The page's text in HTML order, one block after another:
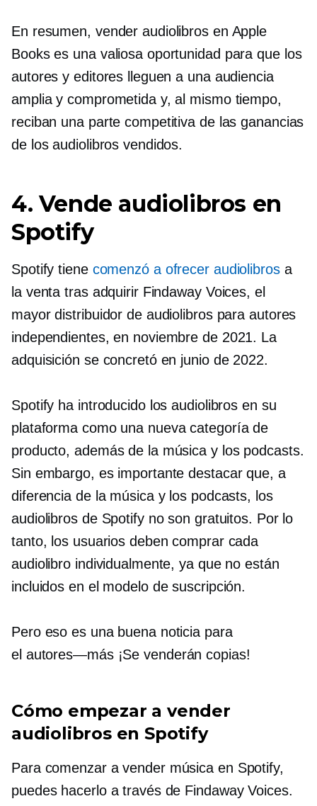
En resumen, vender audiolibros en Apple
Books es una valiosa oportunidad para que los
autores y editores lleguen a una audiencia
amplia y comprometida y, al mismo tiempo,
reciban una parte competitiva de las ganancias
de los audiolibros vendidos.
4. Vende audiolibros en
Spotify
Spotify tiene comenzó a ofrecer audiolibrosa
la venta tras adquirir Findaway Voices, el
mayor distribuidor de audiolibros para autores
independientes, en noviembre de 2021. La
adquisición se concretó en junio de 2022.
Spotify ha introducido los audiolibros en su
plataforma como una nueva categoría de
producto, además de la música y los podcasts.
Sin embargo, es importante destacar que, a
diferencia de la música y los podcasts, los
audiolibros de Spotify no son gratuitos. Por lo
tanto, los usuarios deben comprar cada
audiolibro individualmente, ya que no están
incluidos en el modelo de suscripción.
Pero eso es una buena noticia para
el autores—más¡Se venderán copias!
Cómo empezar a vender
audiolibros en Spotify
Para comenzar a vender música en Spotify,
puedes hacerlo a través de Findaway Voices.